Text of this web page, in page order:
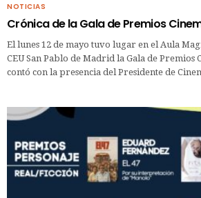
NOTICIAS
Crónica de la Gala de Premios
El lunes 12 de mayo tuvo lugar en el Aula
CEU San Pablo de Madrid la Gala de Premios
contó con la presencia del Presidente de